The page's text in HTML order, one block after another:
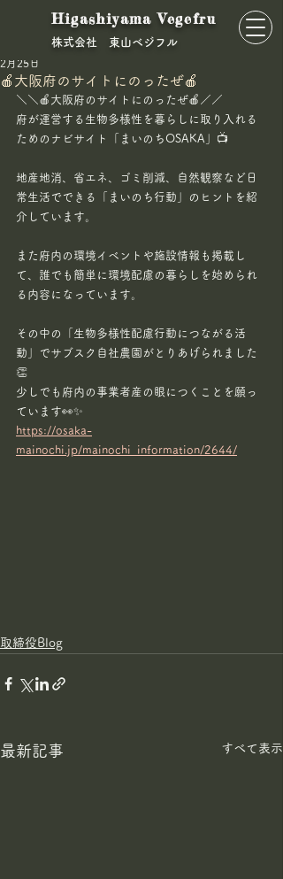
Higashiyama Vegefru
​株式会社 東山ベジフル
🍎大阪府のサイトにのったぜ🍎
東山ベジフル
2月25日
＼＼🍎大阪府のサイトにのったぜ🍎／／
府が運営する生物多様性を暮らしに取り入れる
ためのナビサイト「まいのちOSAKA」📺
地産地消、省エネ、ゴミ削減、自然観察など日
常生活でできる「まいのち行動」のヒントを紹
介しています。
また府内の環境イベントや施設情報も掲載し
て、誰でも簡単に環境配慮の暮らしを始められ
る内容になっています。
その中の「生物多様性配慮行動につながる活
動」でサブスク自社農園がとりあげられました
👏
少しでも府内の事業者産の眼につくことを願っ
ています👀✨
https://osaka-
mainochi.jp/mainochi_information/2644/
取締役Blog
最新記事 すべて表示